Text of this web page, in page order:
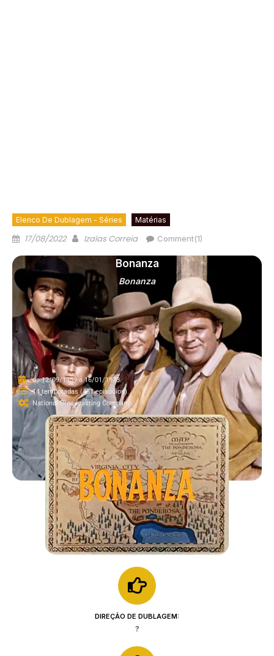
Elenco De Dublagem - Séries Matérias
17/08/2022 Izaías Correia Comment(1)
Bonanza
Bonanza
de 12/09/1959 a 16/01/1973.
14 temporadas (431 episódios).
National Broadcasting Company.
DIREÇÃO DE DUBLAGEM:
?